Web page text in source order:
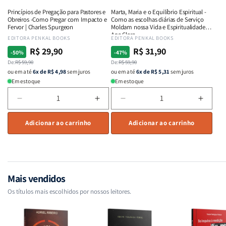
destroem
vidas
|
Equipe
Teológica
Penkal
destroem
vidas
Equipe
Teológica
Penkal
Intimidade
em
Deus
em
Princípios de Pregação para Pastores e
Obreiros -Como Pregar com Impacto e
Fervor | Charles Spurgeon
Fornecedor:
EDITORA PENKAL BOOKS
-50%
Preço
normal
De:R$ 59,90
Preço
promocional
R$ 29,90
ou em até6x de R$ 4,98sem juros
Em estoque
a
quantidade
de
para
Pastores
Obreiros
Aumentar
a
quantidade
de
Pastores
Obreiros
Adicionar ao carrinho
Marta, Maria e o Equilíbrio Espiritual -
Como as escolhas diárias de Serviço
Moldam nossa Vida e Espiritualidade -
Ana Clara
Fornecedor:
EDITORA PENKAL BOOKS
-47%
Preço
normal
De:R$ 59,90
Preço
promocional
R$ 31,90
ou em até6x de R$ 5,31 sem juros
Em estoque
a
quantidade
de
-
Como
a
de
-
Como
Adicionar ao carrinho
Mais vendidos
Os títulos mais escolhidos por nossos leitores.